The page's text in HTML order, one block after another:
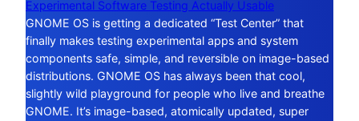
Experimental Software Testing Actually Usable
GNOME OS is getting a dedicated “Test Center” that
finally makes testing experimental apps and system
components safe, simple, and reversible on image-based
distributions. GNOME OS has always been that cool,
slightly wild playground for people who live and breathe
GNOME. It’s image-based, atomically updated, super